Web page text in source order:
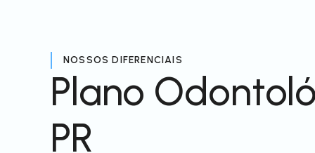
NOSSOS DIFERENCIAIS
Plano
PR